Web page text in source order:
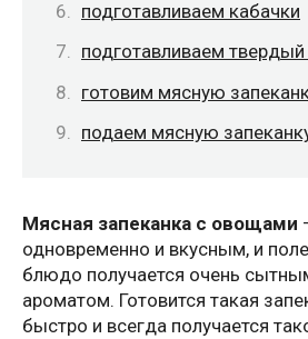
подготавливаем кабачки
подготавливаем
готовим мясную
подаем мясную
Мясная запеканка с овощами
одновременно и вкусным, и
блюдо получается очень
ароматом. Готовится такая
быстро и всегда получается